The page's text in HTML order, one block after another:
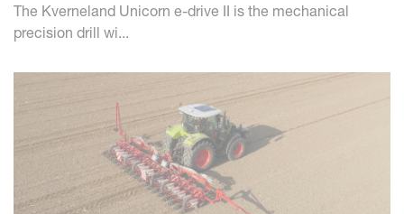
The Kverneland Unicorn e-drive II is the mechanical
precision drill wi...